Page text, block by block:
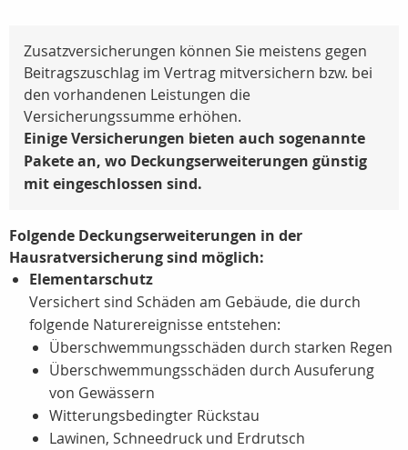
Zusatzversicherungen können Sie meistens gegen
Beitragszuschlag im Vertrag mitversichern bzw. bei
den vorhandenen Leistungen die
Versicherungssumme erhöhen.
Einige Versicherungen bieten auch sogenannte
Pakete an, wo Deckungserweiterungen günstig
mit eingeschlossen sind.
Folgende Deckungserweiterungen in der
Hausratversicherung sind möglich:
Elementarschutz
Versichert sind Schäden am Gebäude, die durch
folgende Naturereignisse entstehen:
Überschwemmungsschäden durch starken Regen
Überschwemmungsschäden durch Ausuferung
von Gewässern
Witterungsbedingter Rückstau
Lawinen, Schneedruck und Erdrutsch